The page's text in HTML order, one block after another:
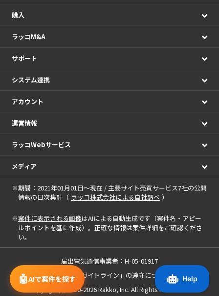
🤖AIで案件を探す
購入
ラッコM&A
サポート
システム連携
アカウント
運営情報
ラッコWebサービス
メディア
※期間：2021年01月01日～現在 / 主要サイト売買サービス7社の公開
情報の日次集計（ ラッコ株式会社による自社調べ ）
※案件に表示される画像はAIによる自動生成です（案件名・アピー
ルポイントを基に作成）。正確な情報は案件詳細をご確認くださ
い。
届出電気通信事業者：H-05-01917
「中小M&Aガイドライン」の遵守について
Copyright(c) 2020-2026Rakko, Inc. All Rights Reserved.